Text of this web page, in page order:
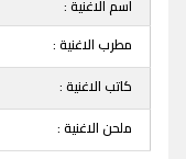
اسم الاغنية :
مطرب الاغنية :
كاتب الاغنية :
ملحن الاغنية :